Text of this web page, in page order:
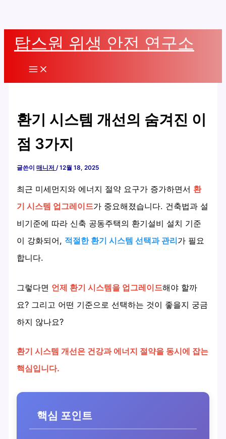
탑스원 위생 안전 연구소
Main
환기 시스템 개선의 숨겨진 이
점 3가지
글쓴이매니저/12월 18, 2025
최근 미세먼지와 에너지 절약 요구가 증가하면서 환
기 시스템 업그레이드가 중요해졌습니다. 건축법과 설
비기준에 따라 신축 공동주택의 환기설비 설치 기준
이 강화되어, 적절한 환기 시스템 선택과 관리가 필요
합니다.
그렇다면 언제 환기 시스템을 업그레이드해야 할까
요? 그리고 어떤 기준으로 선택하는 것이 좋을지 궁금
하지 않나요?
환기 시스템 개선은 건강과 에너지 절약을 동시에 잡는
핵심입니다.
핵심 포인트